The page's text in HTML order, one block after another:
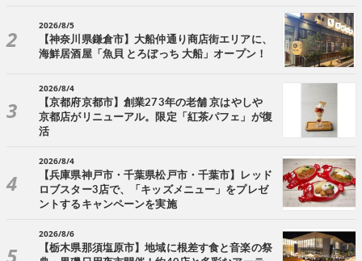
2026/8/5
【神奈川県鎌倉市】大船仲通り商店街エリアに、
海鮮居酒屋「魚貝 とろぼっち 大船」オープン！
2026/8/4
【京都府京都市】創業273年の老舗 京はやしや
京都店がリニューアル。限定「紅茶パフェ」が復
活
2026/8/4
【兵庫県神戸市・千葉県松戸市・千葉市】レッド
ロブスター3店で、「キッズメニュー」をプレゼ
ントするキャンペーンを実施
2026/8/6
【栃木県那須塩原市】地域に根差す食と音楽の祭